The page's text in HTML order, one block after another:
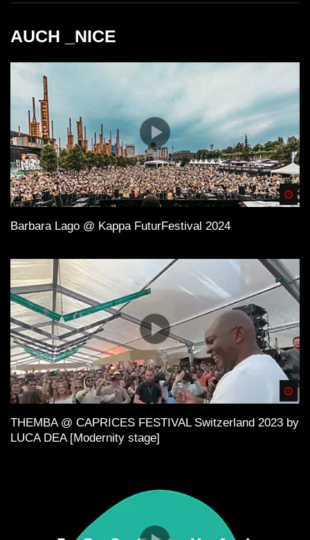
AUCH _NICE
Barbara Lago @ Kappa FuturFestival 2024
THEMBA @ CAPRICES FESTIVAL Switzerland 2023 by
LUCA DEA [Modernity stage]